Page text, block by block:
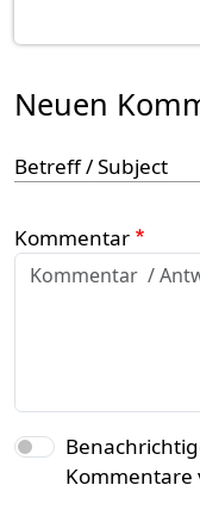
Neuen
Betreff / Subject
Kommentar